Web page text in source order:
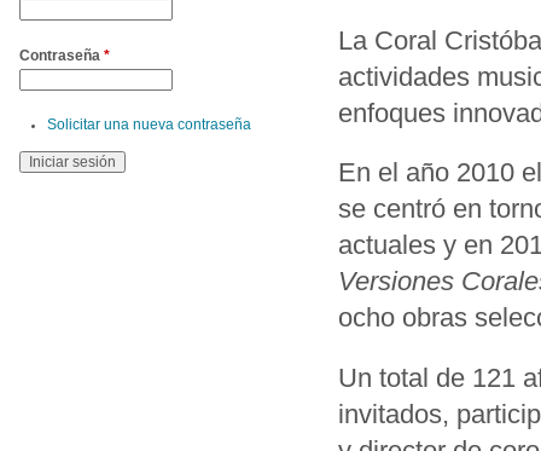
La Coral
actividades
enfoques
En el año 2010
se centró en
actuales y en
Versiones
ocho obras
Un total de 121
invitados,
Contraseña *
Solicitar una nueva contraseña